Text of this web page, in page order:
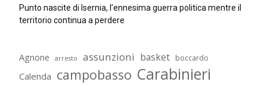
Punto nascite di Isernia, l’ennesima guerra politica mentre il
territorio continua a perdere
Agnone arresto assunzioni basket boccardo
Calenda campobasso Carabinieri